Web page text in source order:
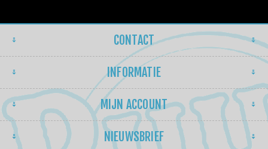
CONTACT
INFORMATIE
MIJN ACCOUNT
NIEUWSBRIEF